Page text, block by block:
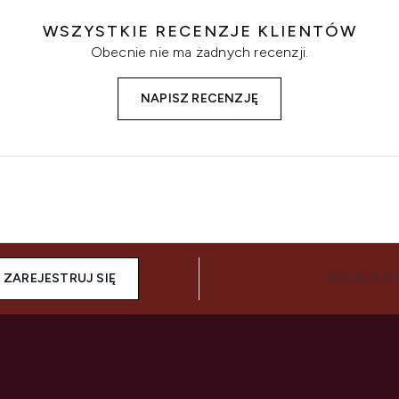
WSZYSTKIE RECENZJE KLIENTÓW
Obecnie nie ma żadnych recenzji.
NAPISZ RECENZJĘ
ZAREJESTRUJ SIĘ POŁĄCZ